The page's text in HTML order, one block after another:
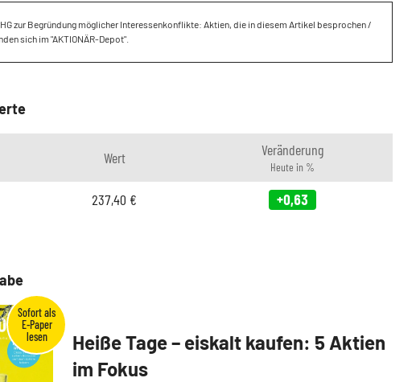
zur Begründung möglicher Interessenkonflikte: Aktien, die in diesem Artikel besprochen /
sich im "AKTIONÄR-Depot".
Wert Veränderung
Heute in %
237,40 € +0,63
Heiße Tage – eiskalt kaufen: 5 Aktien
im Fokus